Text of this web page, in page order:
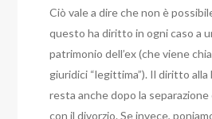
Ciò vale a dire che non è
questo ha diritto in ogni caso a
patrimonio dell’ex (che viene
giuridici “legittima”). Il diritto alla
resta anche dopo la
con il divorzio.Se invece,